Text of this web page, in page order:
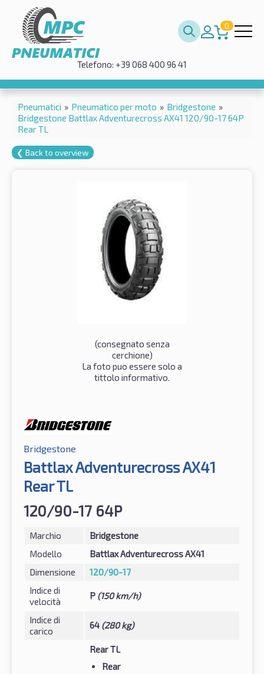
0
Telefono: +39 068 400 96 41
Pneumatici » Pneumatico per moto » Bridgestone »
Bridgestone Battlax Adventurecross AX41 120/90-17 64P
Rear TL
❮ Back to overview
(consegnato senza
cerchione)
La foto puo essere solo a
tittolo informativo.
Bridgestone
Battlax Adventurecross AX41
Rear TL
120/90-17 64P
Marchio
Bridgestone
Modello
Battlax Adventurecross AX41
Dimensione
120/90-17
Indice di
velocità
P (150 km/h)
Indice di
carico
64 (280 kg)
Rear TL
Rear